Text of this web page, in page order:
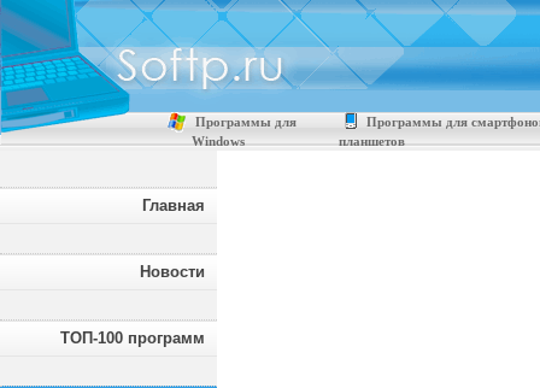
Программы для
Windows
Программы для
планшетов
Главная
Новости
ТОП-100 программ